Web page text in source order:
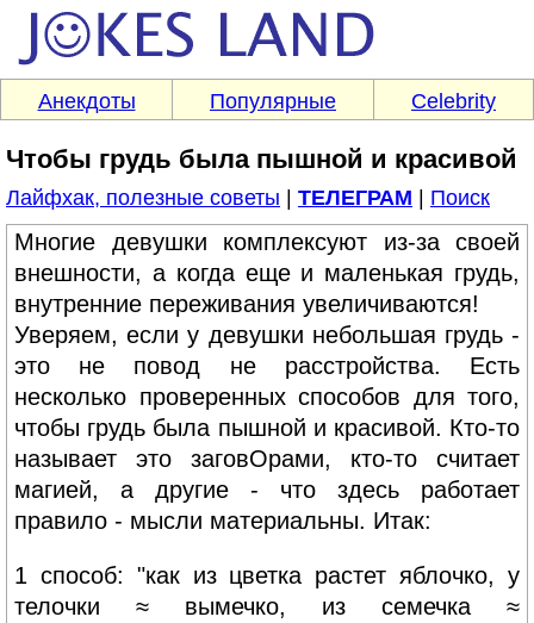
Анекдоты Популярные Celebrity
Чтобы грудь была пышной и красивой
Лайфхак, полезные советы ТЕЛЕГРАМ Поиск
Многие девушки комплексуют из-за своей
внешности, а когда еще и маленькая грудь,
внутренние переживания увеличиваются!
Уверяем, если у девушки небольшая грудь -
это не повод не расстройства. Есть
несколько проверенных способов для того,
чтобы грудь была пышной и красивой. Кто-то
называет это заговОрами, кто-то считает
магией, а другие - что здесь работает
правило - мысли материальны. Итак:
1 способ: "как из цветка растет яблочко, у
телочки ≈ вымечко, из семечка ≈